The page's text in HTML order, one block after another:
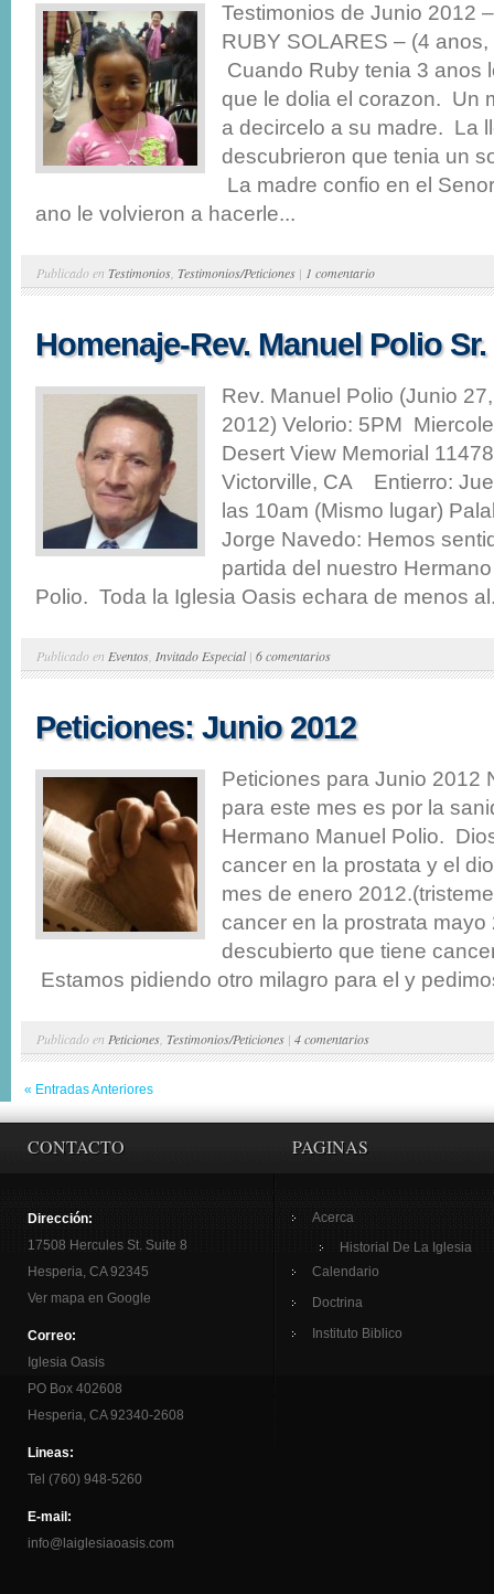
Testimonios de Junio 2012
RUBY SOLARES – (4
Cuando Ruby tenia 3 anos
que le dolia el corazon. Un
a decircelo a su madre. La
descubrieron que tenia un
La madre confio en el
ano le volvieron a hacerle...
Publicado en Testimonios Testimonios/Peticiones | 1 comentario
Homenaje-Rev. Manuel Polio Sr.
Rev. Manuel Polio (Junio
2012) Velorio: 5PM
Desert View Memorial
Victorville, CA Entierro:
las 10am (Mismo lugar)
Jorge Navedo: Hemos
partida del nuestro
Polio. Toda la Iglesia Oasis echara de menos
Publicado en Eventos Invitado Especial| 6 comentarios
Peticiones: Junio 2012
Peticiones para Junio 2012
para este mes es por la
Hermano Manuel Polio.
cancer en la prostata y el
mes de enero
cancer en la prostrata
descubierto que tiene
Estamos pidiendo otro milagro para el y
Publicado en Peticiones Testimonios/Peticiones | 4 comentarios
« Entradas Anteriores
CONTACTO
Dirección:
17508 Hercules St. Suite 8
Hesperia, CA 92345
Ver mapa en Google
Correo:
Iglesia Oasis
PO Box 402608
Hesperia, CA 92340-2608
Lineas:
Tel (760) 948-5260
E-mail:
info@laiglesiaoasis.com
PAGINAS
Acerca
Historial De La Iglesia
Calendario
Doctrina
Instituto Biblico